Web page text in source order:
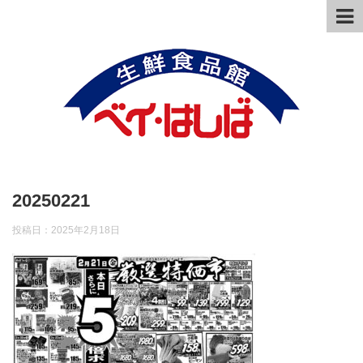
20250221
投稿日： 2025年2月18日